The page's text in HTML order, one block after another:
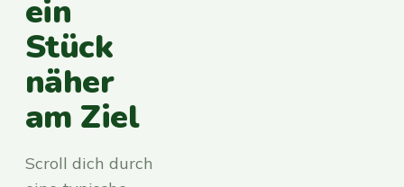
ein
Stück
näher
am Ziel
Scroll dich durch